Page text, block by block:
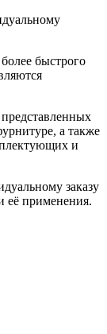
быстрого
а также
и
заказу
её применения.